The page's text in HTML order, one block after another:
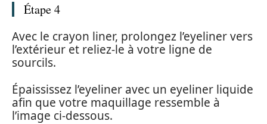
Étape 4
Avec le crayon liner, prolongez l’eyeliner vers
l’extérieur et reliez-le à votre ligne de
sourcils.
Épaississez l’eyeliner avec un eyeliner liquide
afin que votre maquillage ressemble à
l’image ci-dessous.